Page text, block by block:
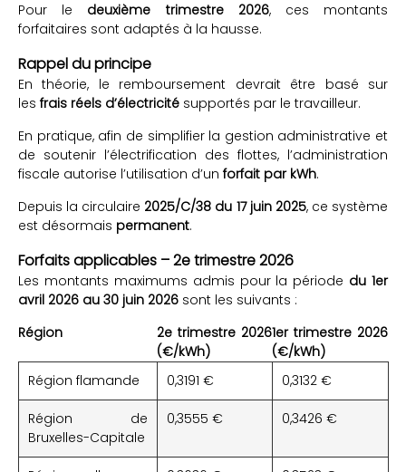
Pour le deuxième trimestre 2026, ces montants
forfaitaires sont adaptés à la hausse.
Rappel du principe
En théorie, le remboursement devrait être basé sur
les frais réels d’électricité supportés par le travailleur.
En pratique, afin de simplifier la gestion administrative et
de soutenir l’électrification des flottes, l’administration
fiscale autorise l’utilisation d’un forfait par kWh.
Depuis la circulaire 2025/C/38 du 17 juin 2025, ce système
est désormais permanent.
Forfaits applicables – 2e trimestre 2026
Les montants maximums admis pour la période du 1er
avril 2026 au 30 juin 2026 sont les suivants :
Région
2e trimestre 2026
(€/kWh)
1er trimestre 2026
(€/kWh)
Région flamande
0,3191 € 0,3132 €
Région de
Bruxelles-Capitale
0,3555 € 0,3426 €